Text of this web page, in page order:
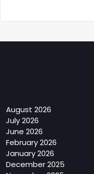
August 2026
July 2026
June 2026
February 2026
January 2026
December 2025